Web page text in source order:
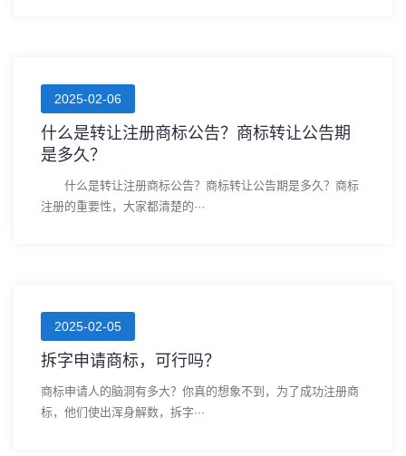
2025-02-06
什么是转让注册商标公告？商标转让公告期
是多久？
什么是转让注册商标公告？商标转让公告期是多久？商标
注册的重要性，大家都清楚的···
2025-02-05
拆字申请商标，可行吗？
商标申请人的脑洞有多大？你真的想象不到，为了成功注册商
标，他们使出浑身解数，拆字···